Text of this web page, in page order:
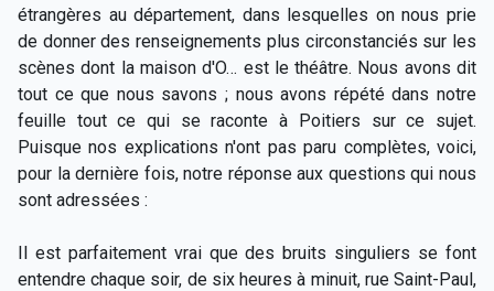
étrangères au département, dans lesquelles on nous prie
de donner des renseignements plus circonstanciés sur les
scènes dont la maison d'O… est le théâtre. Nous avons dit
tout ce que nous savons ; nous avons répété dans notre
feuille tout ce qui se raconte à Poitiers sur ce sujet.
Puisque nos explications n'ont pas paru complètes, voici,
pour la dernière fois, notre réponse aux questions qui nous
sont adressées :
Il est parfaitement vrai que des bruits singuliers se font
entendre chaque soir, de six heures à minuit, rue Saint-Paul,